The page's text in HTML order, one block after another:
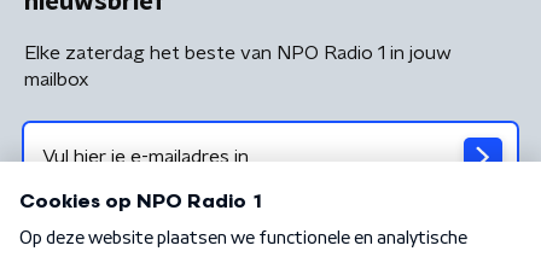
Elke zaterdag het beste van NPO Radio 1 in jouw
mailbox